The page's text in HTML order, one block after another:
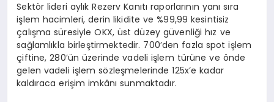
Sektör lideri aylık Rezerv Kanıtı raporlarının yanı sıra
işlem hacimleri, derin likidite ve %99,99 kesintisiz
çalışma süresiyle OKX, üst düzey güvenliği hız ve
sağlamlıkla birleştirmektedir. 700’den fazla spot işlem
çiftine, 280’ün üzerinde vadeli işlem türüne ve önde
gelen vadeli işlem sözleşmelerinde 125x’e kadar
kaldıraca erişim imkânı sunmaktadır.